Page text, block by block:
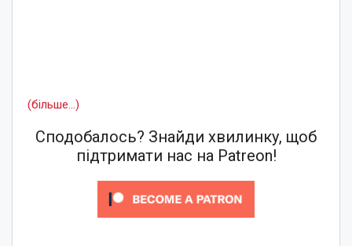
(більше…)
Сподобалось? Знайди хвилинку, щоб
підтримати нас на Patreon!